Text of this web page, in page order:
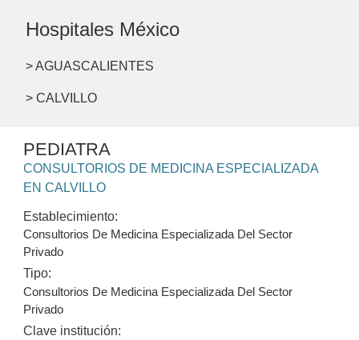
Hospitales México
> AGUASCALIENTES
> CALVILLO
PEDIATRA
CONSULTORIOS DE MEDICINA ESPECIALIZADA
EN CALVILLO
Establecimiento:
Consultorios De Medicina Especializada Del Sector
Privado
Tipo:
Consultorios De Medicina Especializada Del Sector
Privado
Clave institución: